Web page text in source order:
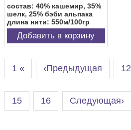
состав: 40% кашемир, 35%
шелк, 25% бэби альпака
длина нити: 550м/100гр
Добавить в корзину
1 « ‹Предыдущая 12
15 16 Следующая›